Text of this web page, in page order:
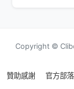
Copyright ©
贊助感謝 官方部